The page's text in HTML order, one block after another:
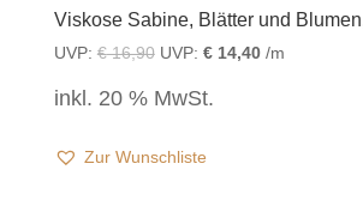
Viskose Sabine, Blätter und
UVP: €16,90 UVP: €14,40/m
inkl. 20 % MwSt.
Zur Wunschliste